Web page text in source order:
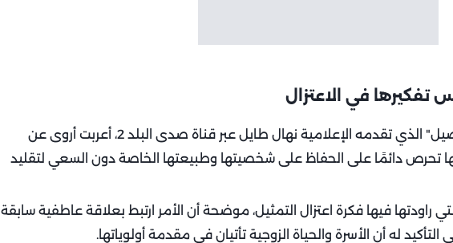
في الاعتزال
وخلال مداخلة هاتفية ببرنامج "تفاصيل" الذي تقدمه الإعلامية نهال طايل عبر قناة صدى البلد 2، أعربت أروى عن
أنها تحرص دائمًا على الحفاظ على شخصيتها وطبيعتها الخاصة دون السعي لتقليد
راودتها فيها فكرة اعتزال التمثيل، موضحة أن الأمر ارتبط بعلاقة عاطفية سابقة
له أن الأسرة والحياة الزوجية تأتيان في مقدمة أولوياتها.